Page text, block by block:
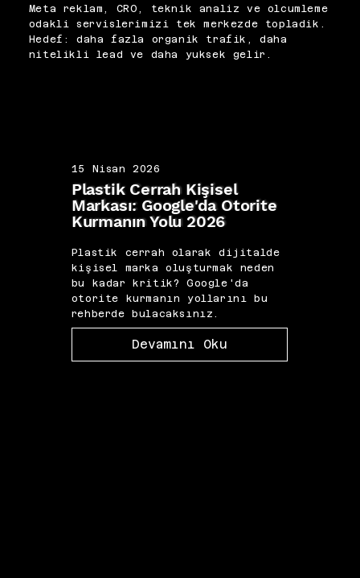
Meta reklam, CRO, teknik analiz ve olcumleme
odakli servislerimizi tek merkezde topladik.
Hedef: daha fazla organik trafik, daha
nitelikli lead ve daha yuksek gelir.
15 Nisan 2026
Plastik Cerrah Kişisel
Markası: Google'da Otorite
Kurmanın Yolu 2026
Plastik cerrah olarak dijitalde
kişisel marka oluşturmak neden
bu kadar kritik? Google'da
otorite kurmanın yollarını bu
rehberde bulacaksınız.
Devamını Oku